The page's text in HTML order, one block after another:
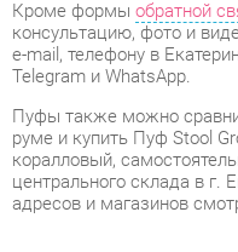
руме и купить Пуф Stool
коралловый,
центрального склада в г.
адресов и магазинов
Материал
Ширина, мм
Глубина, мм